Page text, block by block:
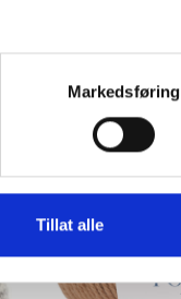
Markedsføring
Tillat alle